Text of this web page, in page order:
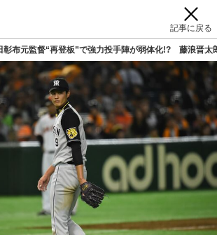
記事に戻る
彰布元監督“再登板”で強力投手陣が弱体化!? 藤浪晋